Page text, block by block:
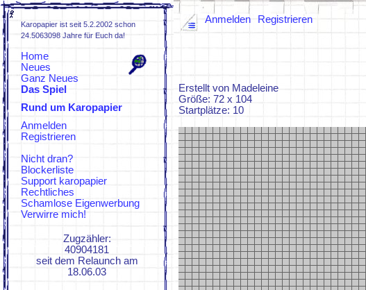
Karopapier ist seit 5.2.2002 schon
24.5063098 Jahre für Euch da!
Home
Neues
Ganz Neues
Das Spiel
Spielregeln
Rund um Karopapier
ZUFI
KaroWiki
Anmelden
Registrieren
Nicht dran?
Blockerliste
Support karopapier
Rechtliches
Schamlose Eigenwerbung
Verwirre mich!
Zugzähler:
40904181
seit dem Relaunch am
18.06.03
Anmelden Registrieren
Erstellt von Madeleine
Größe: 72 x 104
Startplätze: 10